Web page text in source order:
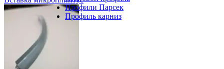
Профили Парсек
Профиль карниз